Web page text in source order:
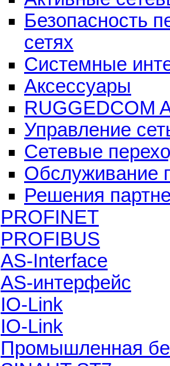
Безопасность
сетях
Системные
Аксессуары
RUGGEDCOM
Управление
Сетевые
Обслуживание
Решения
PROFINET
PROFIBUS
AS-Interface
AS-интерфейс
IO-Link
IO-Link
Промышленная